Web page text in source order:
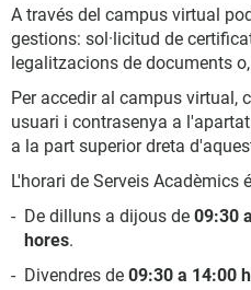
A través del campus virtual
gestions: sol·licitud de
legalitzacions de documents
Per accedir al campus virtual,
usuari i contrasenya a
a la part superior dreta
L'horari de Serveis Acadèmics
De dilluns a dijous de 09:30
hores.
Divendres de 09:30 a 14:00